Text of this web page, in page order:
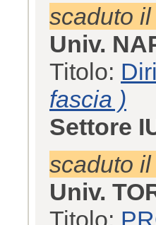
scaduto
Univ.
Titolo:
fascia )
Settore
scaduto
Univ.
Titolo: